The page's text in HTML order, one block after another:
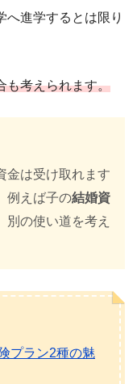
へ進学するとは限り
も考えられます。
金は受け取れます
例えば子の結婚資
別の使い道を考え
プラン2種の魅